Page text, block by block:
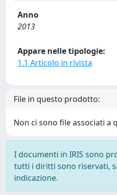
Anno
2013
Appare nelle tipologie:
1.1 Articolo in rivista
File in questo prodotto:
Non ci sono file associati a
I documenti in IRIS sono
tutti i diritti sono riservati,
indicazione.